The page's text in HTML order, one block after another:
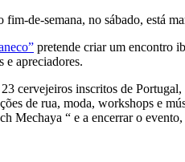
fim-de-semana, no sábado, está
pretende criar um encontro
e apreciadores.
cervejeiros inscritos de
de rua, moda, workshops e
Mechaya “ e a encerrar o